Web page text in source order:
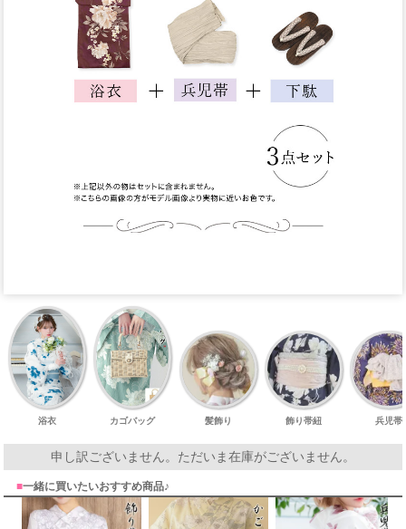
浴衣 カゴバッグ 髪飾り 飾り帯紐 兵児帯
申し訳ございません。ただいま在庫がございません。
■一緒に買いたいおすすめ商品♪